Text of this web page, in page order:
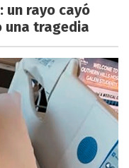
un rayo cayó
una tragedia